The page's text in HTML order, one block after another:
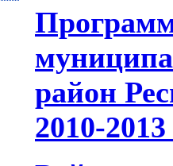
район
2010-